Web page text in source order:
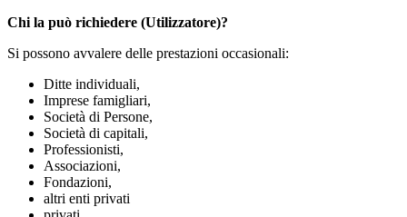
Chi la può richiedere (Utilizzatore)?
Si possono avvalere delle prestazioni occasionali:
Ditte individuali,
Imprese famigliari,
Società di Persone,
Società di capitali,
Professionisti,
Associazioni,
Fondazioni,
altri enti privati